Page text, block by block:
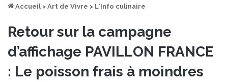
Accueil > Art de Vivre > L'Info culinaire
Retour sur la campagne
d’affichage PAVILLON FRANCE
: Le poisson frais à moindres